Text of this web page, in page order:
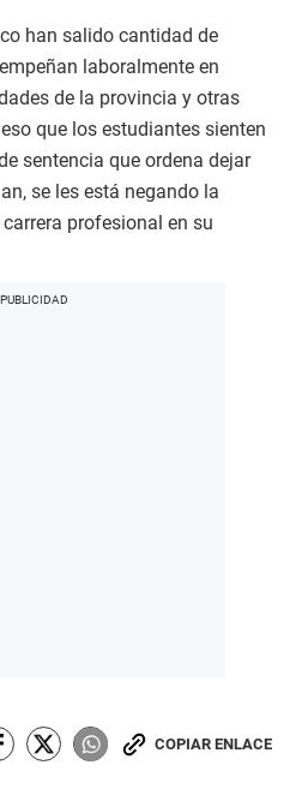
han salido cantidad de
laboralmente en
de la provincia y otras
que los estudiantes sienten
sentencia que ordena dejar
se les está negando la
profesional en su
COPIAR ENLACE